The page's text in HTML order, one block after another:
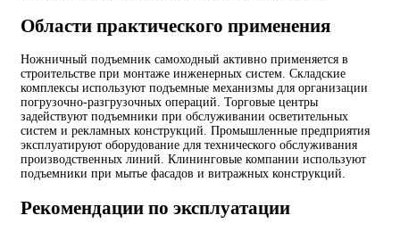
Области практического применения
Ножничный подъемник самоходный активно применяется в
строительстве при монтаже инженерных систем. Складские
комплексы используют подъемные механизмы для организации
погрузочно-разгрузочных операций. Торговые центры
задействуют подъемники при обслуживании осветительных
систем и рекламных конструкций. Промышленные предприятия
эксплуатируют оборудование для технического обслуживания
производственных линий. Клининговые компании используют
подъемники при мытье фасадов и витражных конструкций.
Рекомендации по эксплуатации